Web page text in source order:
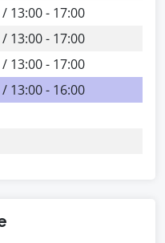
13:00 - 17:00
13:00 - 17:00
13:00 - 17:00
13:00 - 16:00